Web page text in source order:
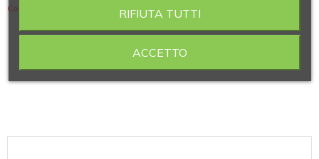
Contiene 3 articoli RIFIUTA TUTTI
ACCETTO